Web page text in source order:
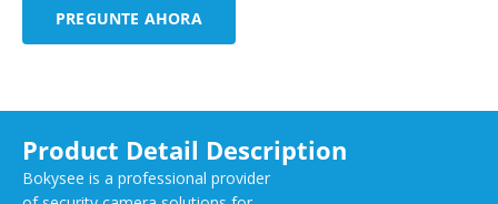
PREGUNTE AHORA
Product Detail Description
Bokysee is a professional provider